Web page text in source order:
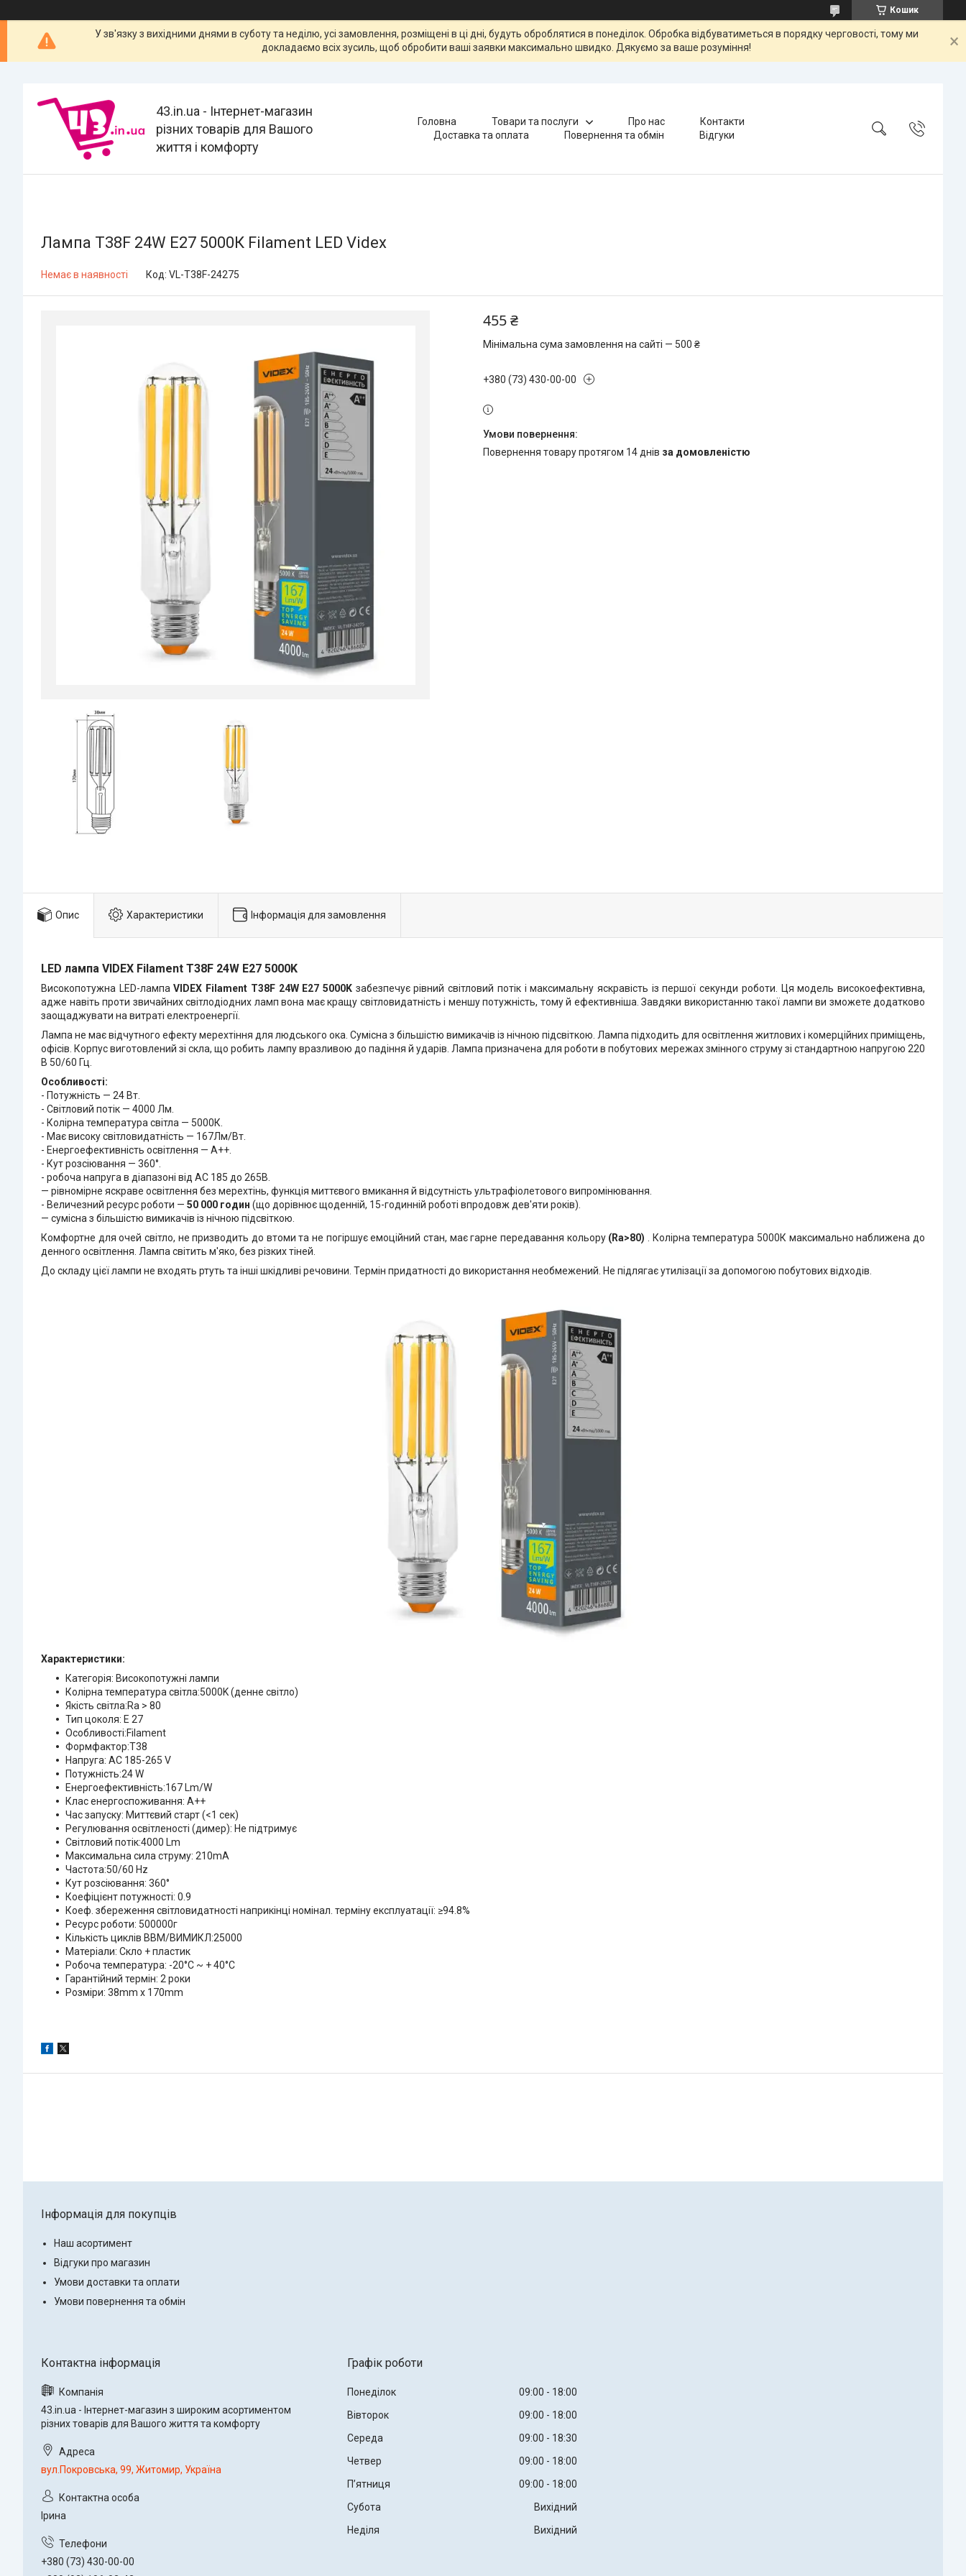
Кошик
У зв'язку з вихідними днями в суботу та неділю, усі замовлення, розміщені в ці дні, будуть оброблятися в понеділок. Обробка відбуватиметься в порядку черговості, тому ми
докладаємо всіх зусиль, щоб обробити ваші заявки максимально швидко. Дякуємо за ваше розуміння!
43.in.ua - Інтернет-магазин
різних товарів для Вашого
життя і комфорту
Головна Товари та послуги Про нас
Контакти
Доставка та оплата
Повернення та обмін Відгуки
Лампа T38F 24W E27 5000К Filament LED Videx
Немає в наявності Код: VL-T38F-24275
455 ₴
Мінімальна сума замовлення на сайті — 500 ₴
+380 (73) 430-00-00
повернення товару протягом 14 днів за домовленістю
Опис Характеристики Інформація для замовлення
LED лампа VIDEX Filament T38F 24W E27 5000K
Високопотужна LED-лампаVIDEX Filament T38F 24W E27 5000K забезпечує рівний світловий потік і максимальну яскравість із першої секунди роботи. Ця модель високоефективна,
адже навіть проти звичайних світлодіодних ламп вона має кращу світловидатність і меншу потужність, тому й ефективніша. Завдяки використанню такої лампи ви зможете додатково
заощаджувати на витраті електроенергії.
Лампа не має відчутного ефекту мерехтіння для людського ока. Сумісна з більшістю вимикачів із нічною підсвіткою. Лампа підходить для освітлення житлових і комерційних приміщень,
офісів. Корпус виготовлений зі скла, що робить лампу вразливою до падіння й ударів. Лампа призначена для роботи в побутових мережах змінного струму зі стандартною напругою 220
В 50/60 Гц.
Особливості:
- Потужність — 24 Вт.
- Світловий потік — 4000 Лм.
- Колірна температура світла — 5000К.
- Має високу світловидатність — 167Лм/Вт.
- Енергоефективність освітлення — A++.
- Кут розсіювання — 360°.
- робоча напруга в діапазоні від АС 185 до 265В.
— рівномірне яскраве освітлення без мерехтінь, функція миттєвого вмикання й відсутність ультрафіолетового випромінювання.
- Величезний ресурс роботи — 50 000 годин (що дорівнює щоденній, 15-годинній роботі впродовж дев'яти років).
— сумісна з більшістю вимикачів із нічною підсвіткою.
Комфортне для очей світло, не призводить до втоми та не погіршує емоційний стан, має гарне передавання кольору (Ra>80) . Колірна температура 5000К максимально наближена до
денного освітлення. Лампа світить м'яко, без різких тіней.
До складу цієї лампи не входять ртуть та інші шкідливі речовини. Термін придатності до використання необмежений. Не підлягає утилізації за допомогою побутових відходів.
Характеристики:
Категорія: Високопотужні лампи
Колірна температура світла:5000K (денне світло)
Якість світла:Ra > 80
Тип цоколя: Е 27
Особливості:Filament
Формфактор:T38
Напруга: AC 185-265 V
Потужність:24 W
Енергоефективність:167 Lm/W
Клас енергоспоживання: А++
Час запуску: Миттєвий старт (<1 сек)
Регулювання освітленості (димер): Не підтримує
Світловий потік:4000 Lm
Максимальна сила струму: 210mA
Частота:50/60 Hz
Кут розсіювання: 360°
Коефіцієнт потужності: 0.9
Коеф. збереження світловидатності наприкінці номінал. терміну експлуатації: ≥94.8%
Ресурс роботи: 500000г
Кількість циклів ВВМ/ВИМИКЛ:25000
Матеріали: Скло + пластик
Робоча температура: -20°C ~ + 40°С
Гарантійний термін: 2 роки
Розміри: 38mm x 170mm
Інформація для покупців
Наш асортимент
Відгуки про магазин
Умови доставки та оплати
Умови повернення та обмін
43.in.ua - Інтернет-магазин з широким асортиментом
різних товарів для Вашого життя та комфорту
вул.Покровська, 99, Житомир, Україна
Ірина
+380 (73) 430-00-00
Графік роботи
Понеділок 09:00
18:00
Вівторок
09:00
18:00
Середа
09:00
18:30
Четвер
09:00
18:00
Пʼятниця
09:00
18:00
Субота
Вихідний
Неділя
Вихідний